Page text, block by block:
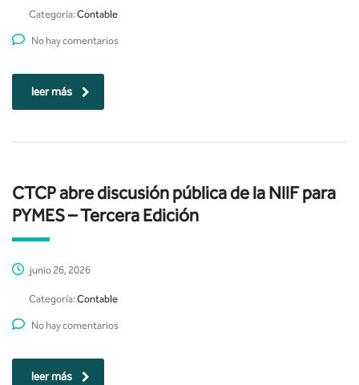
Categoría: Contable
No hay comentarios
leer más
CTCP abre discusión pública de la NIIF para
PYMES – Tercera Edición
junio 26, 2026
Categoría: Contable
No hay comentarios
leer más